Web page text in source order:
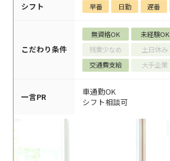
シフト 早番 日勤 遅番
こだわり条件
無資格OK
未経験OK
残業少なめ
土日休み
交通費支給
大手企業
一言PR
車通勤OK
シフト相談可